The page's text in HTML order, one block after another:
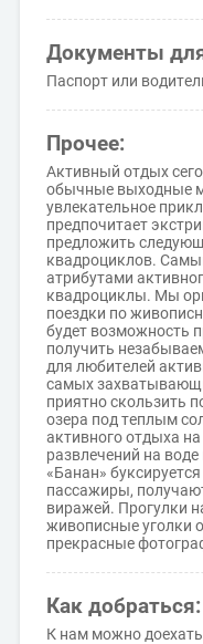
Документы
Паспорт или
Прочее:
Активный отдых
обычные выходные
увлекательное
предпочитает
предложить
квадроциклов.
атрибутами
квадроциклы. Мы
поездки по
будет возможность
получить
для любителей
самых
приятно скользить
озера под теплым
активного отдыха
развлечений на
«Банан»
пассажиры,
виражей. Прогулки
живописные уголки
прекрасные
Как добраться:
К нам можно